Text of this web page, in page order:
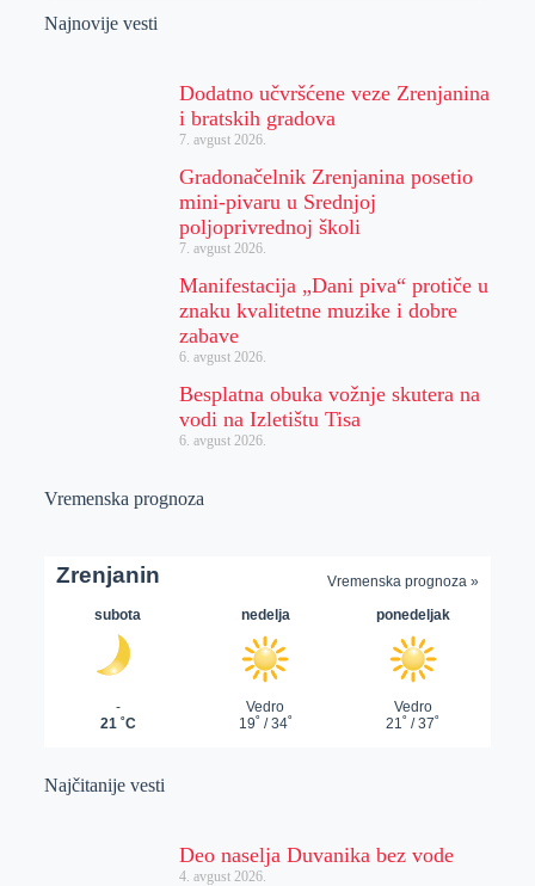
Najnovije vesti
Dodatno učvršćene veze Zrenjanina
i bratskih gradova
7. avgust 2026.
Gradonačelnik Zrenjanina posetio
mini-pivaru u Srednjoj
poljoprivrednoj školi
7. avgust 2026.
Manifestacija „Dani piva“ protiče u
znaku kvalitetne muzike i dobre
zabave
6. avgust 2026.
Besplatna obuka vožnje skutera na
vodi na Izletištu Tisa
6. avgust 2026.
Vremenska prognoza
Najčitanije vesti
Deo naselja Duvanika bez vode
4. avgust 2026.